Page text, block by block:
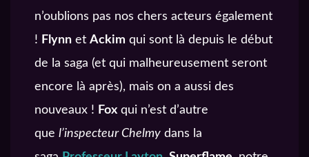
n’oublions pas nos chers acteurs également
! Flynn et Ackim qui sont là depuis le début
de la saga (et qui malheureusement seront
encore là après), mais on a aussi des
nouveaux ! Fox qui n’est d’autre
que l’inspecteur Chelmy dans la